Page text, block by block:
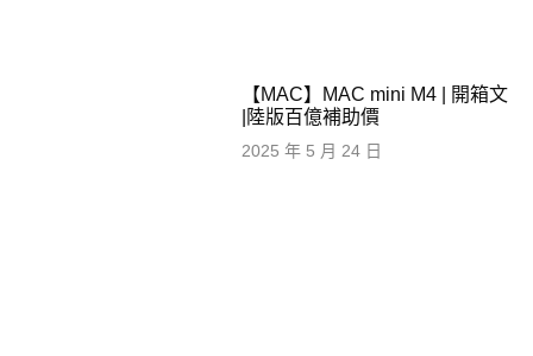
【MAC】MAC mini M4 | 開箱文
|陸版百億補助價
2025 年 5 月 24 日